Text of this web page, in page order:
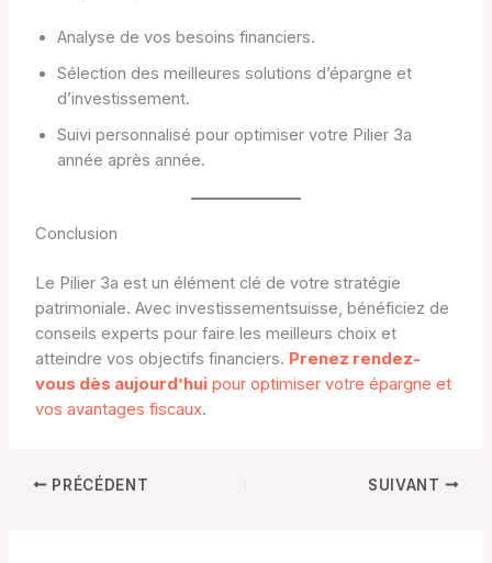
Analyse de vos besoins financiers.
Sélection des meilleures solutions d’épargne et
d’investissement.
Suivi personnalisé pour optimiser votre Pilier 3a
année après année.
Conclusion
Le Pilier 3a est un élément clé de votre stratégie
patrimoniale. Avec investissementsuisse, bénéficiez de
conseils experts pour faire les meilleurs choix et
atteindre vos objectifs financiers. Prenez rendez-
vous dès aujourd’huipour optimiser votre épargne et
vos avantages fiscaux.
PRÉCÉDENT SUIVANT